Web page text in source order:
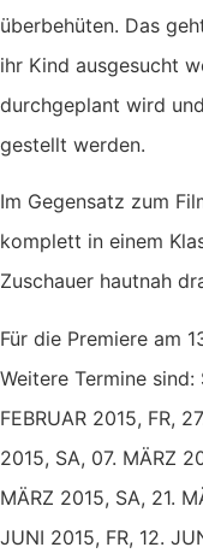
überbehüten. Das
ihr Kind ausgesucht
durchgeplant wird
gestellt werden.
Im Gegensatz zum
komplett in einem
Zuschauer hautnah
Für die Premiere am
Weitere Termine sind:
FEBRUAR 2015, FR,
2015, SA, 07. MÄRZ
MÄRZ 2015, SA, 21.
JUNI 2015, FR, 12.